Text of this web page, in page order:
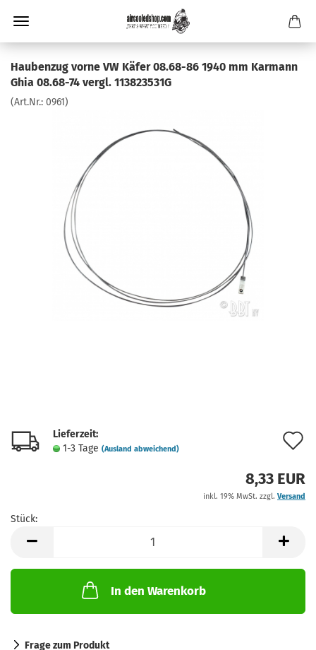
Haubenzug vorne VW Käfer 08.68-86 1940 mm Karmann
Ghia 08.68-74 vergl. 113823531G
(Art.Nr.: 0961)
Lieferzeit:
1-3 Tage (Ausland abweichend)
8,33 EUR
inkl. 19% MwSt. zzgl. Versand
Stück:
In den Warenkorb
Frage zum Produkt